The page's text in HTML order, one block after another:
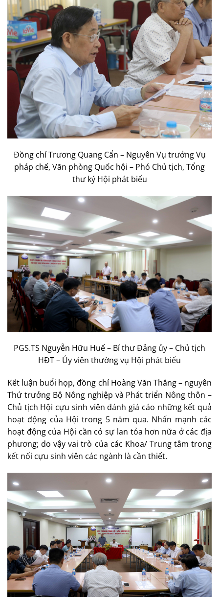
Đồng chí Trương Quang Cẩn – Nguyên Vụ trưởng Vụ
pháp chế, Văn phòng Quốc hội – Phó Chủ tịch, Tổng
thư ký Hội phát biểu
PGS.TS Nguyễn Hữu Huế – Bí thư Đảng ủy – Chủ tịch
HĐT – Ủy viên thường vụ Hội phát biểu
Kết luận buổi họp, đồng chí Hoàng Văn Thắng – nguyên
Thứ trưởng Bộ Nông nghiệp và Phát triển Nông thôn –
Chủ tịch Hội cựu sinh viên đánh giá cáo những kết quả
hoạt động của Hội trong 5 năm qua. Nhấn mạnh các
hoạt động của Hội cần có sự lan tỏa hơn nữa ở các địa
phương; do vậy vai trò của các Khoa/ Trung tâm trong
kết nối cựu sinh viên các ngành là cần thiết.